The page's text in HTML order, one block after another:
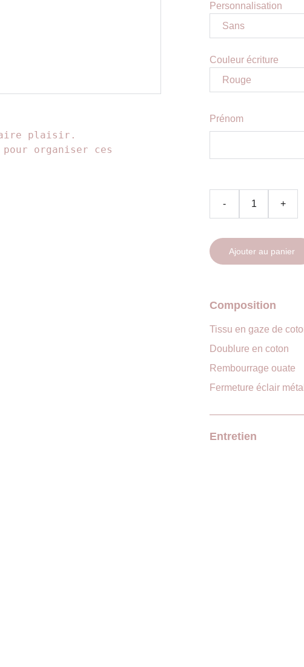
plaisir.
organiser ces
Personnalisation
Couleur écriture
Prénom
- +
Ajouter au panier
Composition
Tissu en gaze de
Doublure en coton
Rembourrage ouate
Fermeture éclair
Entretien